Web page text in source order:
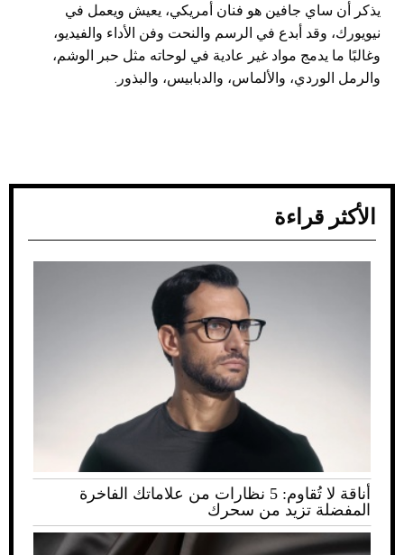
يذكر أن ساي جافين هو فنان أمريكي، يعيش ويعمل في
نيويورك، وقد أبدع في الرسم والنحت وفن الأداء والفيديو،
وغالبًا ما يدمج مواد غير عادية في لوحاته مثل حبر الوشم،
والرمل الوردي، والألماس، والدبابيس، والبذور.
الأكثر قراءة
أناقة لا تُقاوم: 5 نظارات من علاماتك الفاخرة
المفضلة تزيد من سحرك